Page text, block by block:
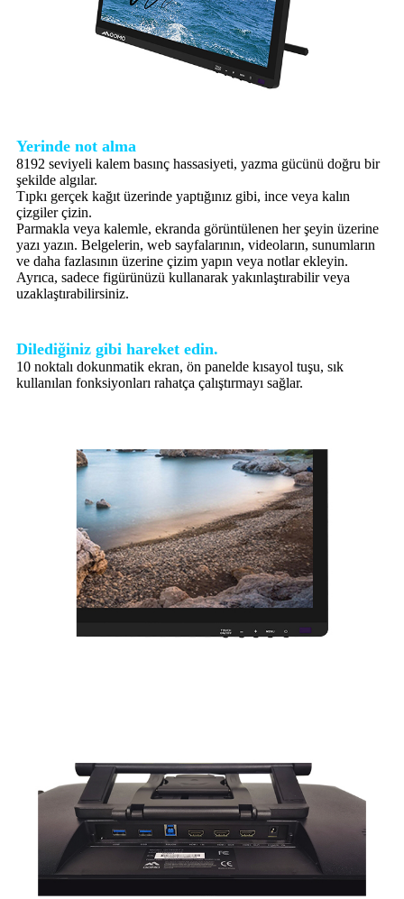
Yerinde not alma
8192 seviyeli kalem basınç hassasiyeti, yazma gücünü doğru bir
şekilde algılar.
Tıpkı gerçek kağıt üzerinde yaptığınız gibi, ince veya kalın
çizgiler çizin.
Parmakla veya kalemle, ekranda görüntülenen her şeyin üzerine
yazı yazın. Belgelerin, web sayfalarının, videoların, sunumların
ve daha fazlasının üzerine çizim yapın veya notlar ekleyin.
Ayrıca, sadece figürünüzü kullanarak yakınlaştırabilir veya
uzaklaştırabilirsiniz.
Dilediğiniz gibi hareket edin.
10 noktalı dokunmatik ekran, ön panelde kısayol tuşu, sık
kullanılan fonksiyonları rahatça çalıştırmayı sağlar.